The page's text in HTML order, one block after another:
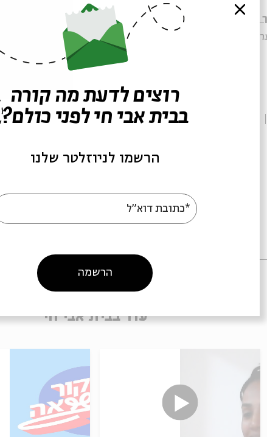
התערוכה >>
בבית אבי חי')
הרשמה לאירועים דומים
עוד בבית אבי חי
סגור
רוצים לדעת מה קורה
בבית אבי חי לפני כולם?
הרשמו לניוזלטר שלנו
*כתובת דוא"ל
הרשמה